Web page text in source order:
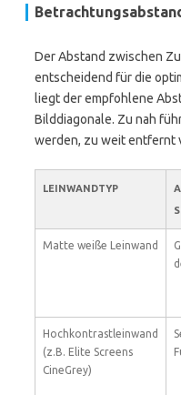
Der Abstand zwischen
entscheidend für die
liegt der empfohlene
Bilddiagonale. Zu nah
werden, zu weit entfernt
LEINWANDTYP
Matte weiße Leinwand
Hochkontrastleinwand
(z.B. Elite Screens
CineGrey)